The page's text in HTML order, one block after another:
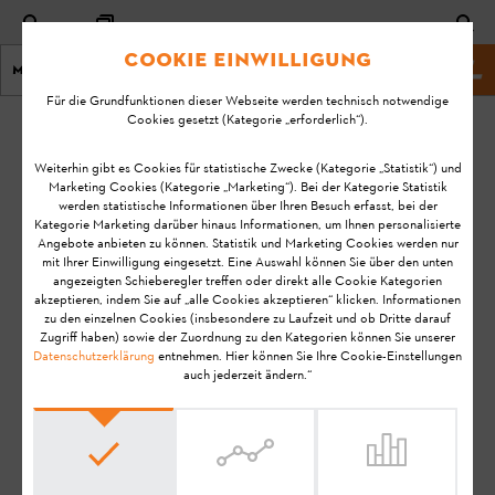
Menu Shop
KA-01204
Wie erkenne ich,
dass eine
Verbindung
zwischen meinem
STIHL Akku AR L und
meinem mobilen
Endgerät besteht?
Geändert
am:
16.10.2020
FAQ
Bedienung
Bevor Sie Ihr STIHL Produkt einsatzbereit machen, in
Betrieb nehmen, reinigen, transportieren, aufbewahren,
Cookie Einwilligung
Für die Grundfunktionen dieser Webseite werden technisch notwendige
Cookies gesetzt (Kategorie „erforderlich“).
Weiterhin gibt es Cookies für statistische Zwecke (Kategorie „Statistik“) und
Marketing Cookies (Kategorie „Marketing“). Bei der Kategorie Statistik
werden statistische Informationen über Ihren Besuch erfasst, bei der
Kategorie Marketing darüber hinaus Informationen, um Ihnen personalisierte
Angebote anbieten zu können. Statistik und Marketing Cookies werden nur
mit Ihrer Einwilligung eingesetzt. Eine Auswahl können Sie über den unten
angezeigten Schieberegler treffen oder direkt alle Cookie Kategorien
akzeptieren, indem Sie auf „alle Cookies akzeptieren“ klicken. Informationen
zu den einzelnen Cookies (insbesondere zu Laufzeit und ob Dritte darauf
Zugriff haben) sowie der Zuordnung zu den Kategorien können Sie unserer
Datenschutzerklärung entnehmen. Hier können Sie Ihre Cookie-Einstellungen
auch jederzeit ändern.“